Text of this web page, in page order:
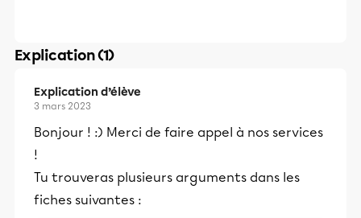
Explication (1)
Explication d’élève
3 mars 2023
Bonjour ! :) Merci de faire appel à nos services
!
Tu trouveras plusieurs arguments dans les
fiches suivantes :